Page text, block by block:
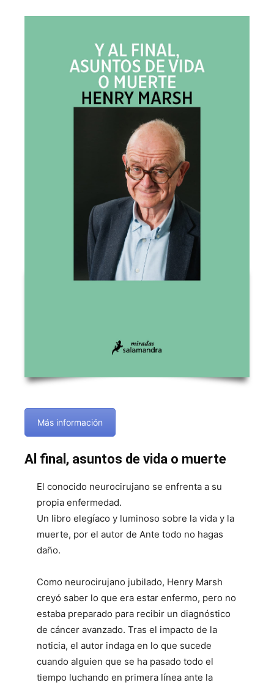
Más información
Al final, asuntos de vida o muerte
El conocido neurocirujano se enfrenta a su
propia enfermedad.
Un libro elegíaco y luminoso sobre la vida y la
muerte, por el autor de Ante todo no hagas
daño.
Como neurocirujano jubilado, Henry Marsh
creyó saber lo que era estar enfermo, pero no
estaba preparado para recibir un diagnóstico
de cáncer avanzado. Tras el impacto de la
noticia, el autor indaga en lo que sucede
cuando alguien que se ha pasado todo el
tiempo luchando en primera línea ante la